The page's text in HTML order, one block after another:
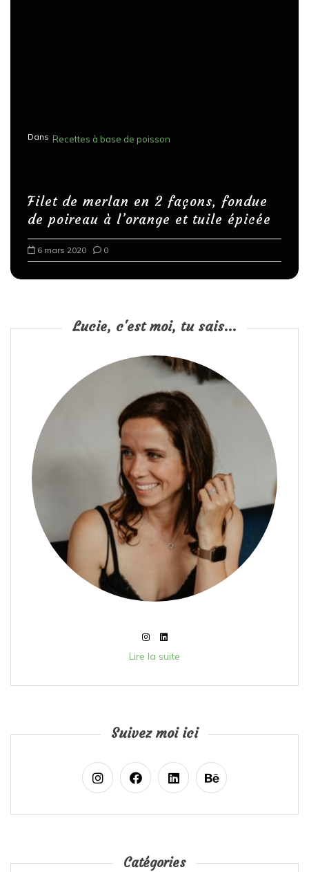
Dans Recettes à base de poisson
Filet de merlan en 2 façons, fondue
de poireau à l’orange et tuile épicée
6 mars 2020 0
Lucie, c'est moi, tu sais...
Lire la suite
Suivez moi ici
Catégories